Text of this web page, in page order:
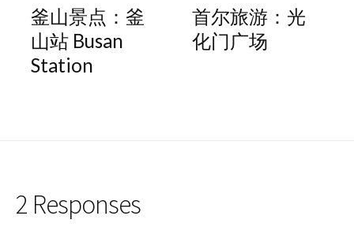
釜山景点：釜
山站 Busan
Station
首尔旅游：光
化门广场
2 Responses